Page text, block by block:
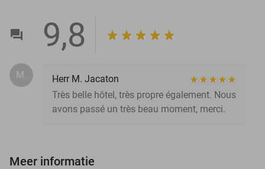
9,8
M.
Herr M. Jacaton
Très belle hôtel, très propre également. Nous
avons passé un très beau moment, merci.
Meer informatie